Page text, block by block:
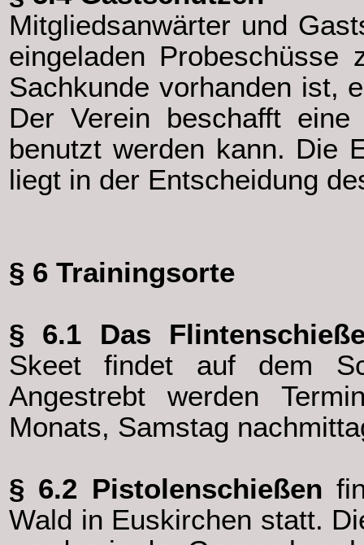
Mitgliedsanwärter und
eingeladen
Sachkunde vorhanden ist,
Der Verein beschafft
benutzt werden kann. Die
liegt in der Entscheidung
§ 6 Trainingsorte
§ 6.1 Das
Skeet findet auf dem
Angestrebt werden
Monats, Samstag
§ 6.2 Pistolenschießen
Wald in Euskirchen statt.